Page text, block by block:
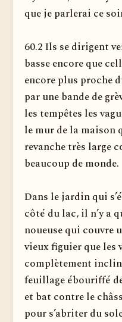
que je parlerai ce
60.2 Ils se dirigent
basse encore que
encore plus proche
par une bande de
les tempêtes les
le mur de la maison
revanche très large
beaucoup de monde.
Dans le jardin qui
côté du lac, il n’y a
noueuse qui couvre
vieux figuier que les
complètement
feuillage ébouriffé
et bat contre le
pour s’abriter du